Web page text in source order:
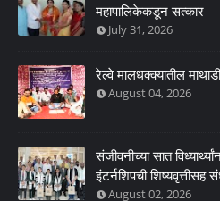
महापालिकेकडून सत्कार
July 31, 2026
रेल्वे मालधक्क्यातील
August 04, 2026
संजीवनीच्या सात
इंटर्नशिपची शिष्यवृत्तीसह
August 02, 2026